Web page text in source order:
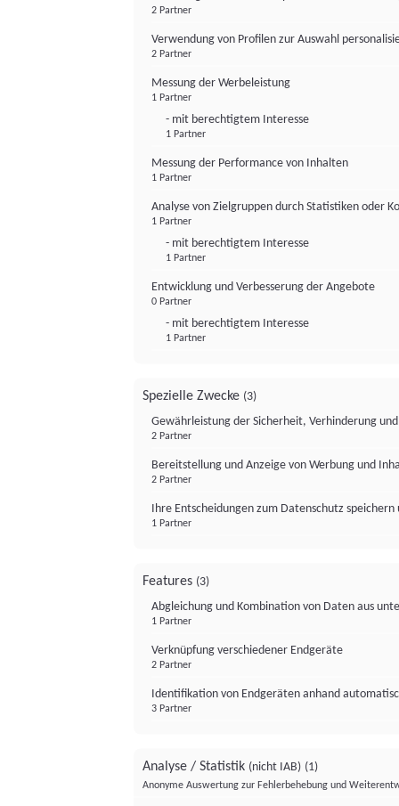
2 Partner
Verwendung von Profilen zur Auswahl
2 Partner
Messung der Werbeleistung
1 Partner
- mit berechtigtem Interesse
1 Partner
Messung der Performance von Inhalten
1 Partner
Analyse von Zielgruppen durch Statistiken oder
1 Partner
- mit berechtigtem Interesse
1 Partner
Entwicklung und Verbesserung der Angebote
0 Partner
- mit berechtigtem Interesse
1 Partner
Spezielle Zwecke (3)
Gewährleistung der Sicherheit, Verhinderung
2 Partner
Bereitstellung und Anzeige von Werbung und
2 Partner
Ihre Entscheidungen zum Datenschutz
1 Partner
Features (3)
Abgleichung und Kombination von Daten aus
1 Partner
Verknüpfung verschiedener Endgeräte
2 Partner
Identifikation von Endgeräten anhand
3 Partner
Analyse / Statistik (nicht IAB) (1)
Anonyme Auswertung zur Fehlerbehebung und